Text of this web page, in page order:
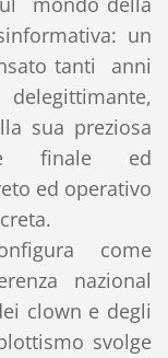
un
tanti anni
sua preziosa
finale ed
ed operativo
come
nazional
clown e degli
svolge